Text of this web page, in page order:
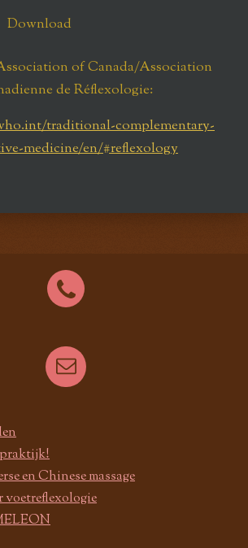
Download
of Canada/Association
de Réflexologie:
traditional-complementary-
medicine/en/#reflexology
en Chinese massage